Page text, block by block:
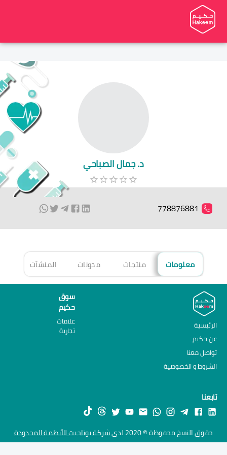
د. جمال الصباحي
778876881
معلومات منتجات مدونات المنشآت
الرئيسية
عن حكيم
تواصل معنا
الشروط و الخصوصية
سوق
حكيم
علامات
تجارية
تابعنا
حقوق النسخ محفوظة © 2020 لدى شركة يوتاجيت للأنظمة المحدودة